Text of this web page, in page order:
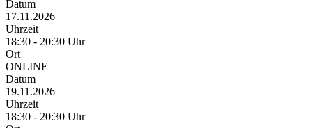
Datum
17.11.2026
Uhrzeit
18:30 - 20:30 Uhr
Ort
ONLINE
Datum
19.11.2026
Uhrzeit
18:30 - 20:30 Uhr